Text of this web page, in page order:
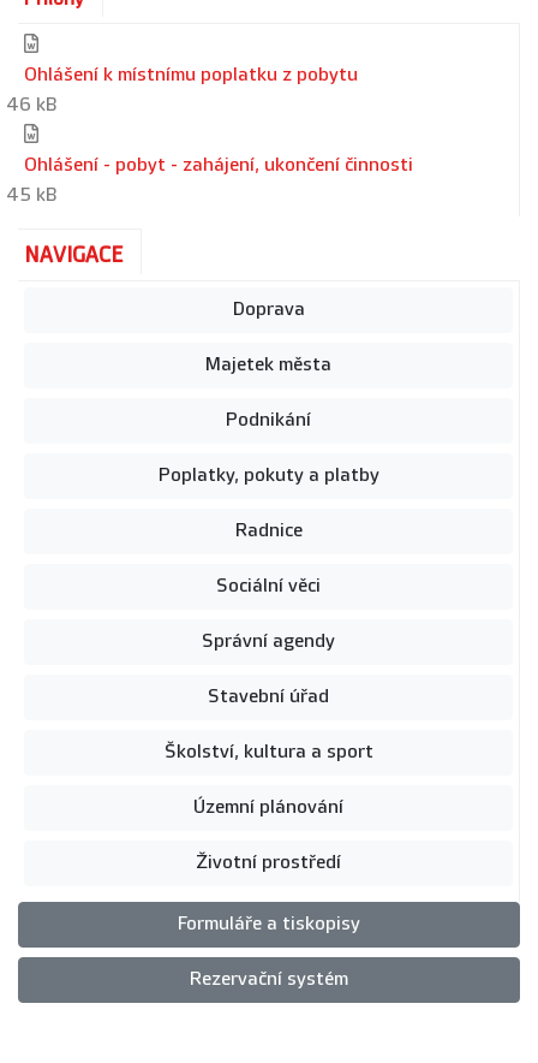
Ohlášení k místnímu poplatku z pobytu
46 kB
Ohlášení - pobyt - zahájení, ukončení činnosti
45 kB
NAVIGACE
Doprava
Majetek města
Podnikání
Poplatky, pokuty a platby
Radnice
Sociální věci
Správní agendy
Stavební úřad
Školství, kultura a sport
Územní plánování
Životní prostředí
Formuláře a tiskopisy
Rezervační systém